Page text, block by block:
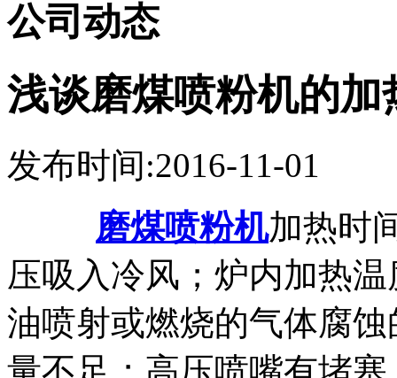
公司动态
浅谈磨煤喷粉机的加
发布时间:2016-11-01
磨煤喷粉机加热时
压吸入冷风；炉内加热
油喷射或燃烧的气体腐